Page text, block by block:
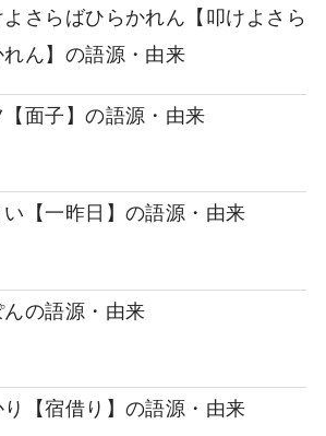
さらばひらかれん【叩けよさら
ん】の語源・由来
【面子】の語源・由来
【一昨日】の語源・由来
の語源・由来
【宿借り】の語源・由来